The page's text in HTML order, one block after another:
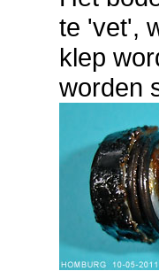
te 'vet',
klep
worden